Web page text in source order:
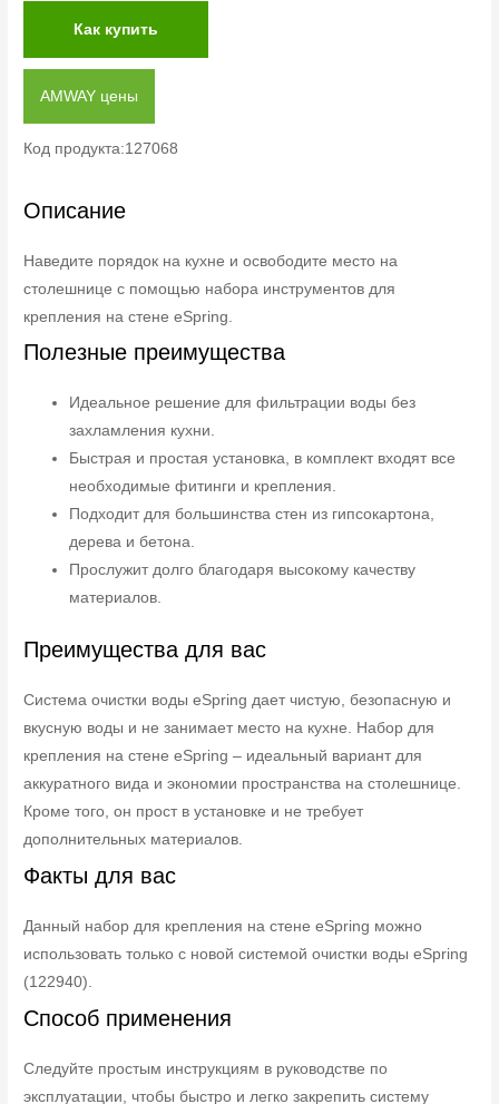
Как купить
AMWAY цены
Код продукта:127068
Описание
Наведите порядок на кухне и освободите место на
столешнице с помощью набора инструментов для
крепления на стене eSpring.
Полезные преимущества
Идеальное решение для фильтрации воды без
захламления кухни.
Быстрая и простая установка, в комплект входят все
необходимые фитинги и крепления.
Подходит для большинства стен из гипсокартона,
дерева и бетона.
Прослужит долго благодаря высокому качеству
материалов.
Преимущества для вас
Система очистки воды eSpring дает чистую, безопасную и
вкусную воды и не занимает место на кухне. Набор для
крепления на стене eSpring – идеальный вариант для
аккуратного вида и экономии пространства на столешнице.
Кроме того, он прост в установке и не требует
дополнительных материалов.
Факты для вас
Данный набор для крепления на стене eSpring можно
использовать только с новой системой очистки воды eSpring
(122940).
Способ применения
Следуйте простым инструкциям в руководстве по
эксплуатации, чтобы быстро и легко закрепить систему